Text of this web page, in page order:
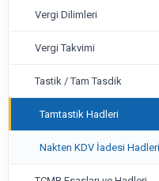
Vergi Dilimleri
Vergi Takvimi
Tastik / Tam Tasdik
Tamtastik Hadleri
Nakten KDV İadesi Hadleri